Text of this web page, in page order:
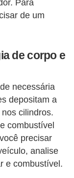
Para
de um
de corpo e
necessária
depositam a
cilindros.
combustível
precisar
analise
e combustível.